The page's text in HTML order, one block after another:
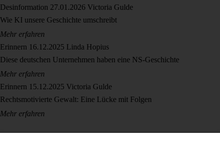
Desinformation 27.01.2026 Victoria Gulde
Wie KI unsere Geschichte umschreibt
Mehr erfahren
Erinnern 16.12.2025 Linda Hopius
Diese deutschen Unternehmen haben eine NS-Geschichte
Mehr erfahren
Erinnern 15.12.2025 Victoria Gulde
Rechtsmotivierte Gewalt: Eine Lücke mit Folgen
Mehr erfahren